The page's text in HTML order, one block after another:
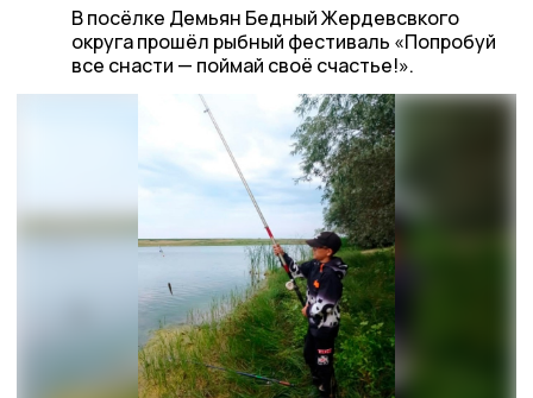
В посёлке Демьян Бедный Жердевсвкого
округа прошёл рыбный фестиваль «Попробуй
все снасти — поймай своё счастье!».